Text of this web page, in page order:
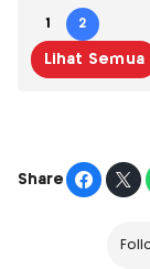
1 2
Lihat Semua
Share